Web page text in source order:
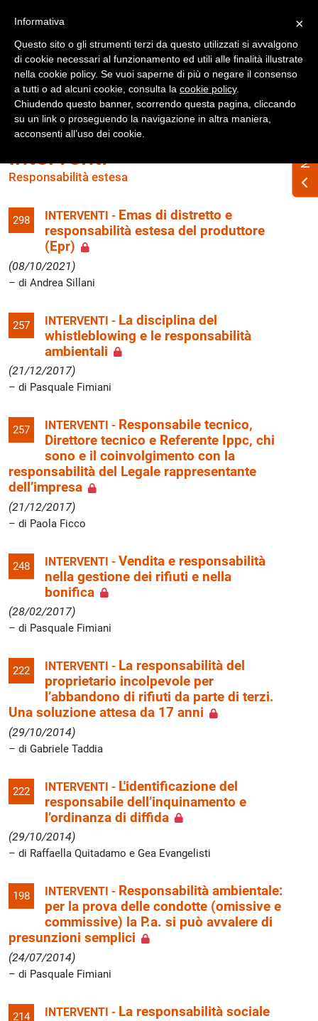
Accedi
Interventi
Responsabilità estesa
298 INTERVENTI - Emas di distretto e
responsabilità estesa del produttore
(Epr)
(08/10/2021)
di Andrea Sillani
257 INTERVENTI - La disciplina del
whistleblowing e le responsabilità
ambientali
(21/12/2017)
di Pasquale Fimiani
257 INTERVENTI - Responsabile tecnico,
Direttore tecnico e Referente Ippc, chi
sono e il coinvolgimento con la
responsabilità del Legale rappresentante
dell’impresa
(21/12/2017)
di Paola Ficco
248 INTERVENTI - Vendita e responsabilità
nella gestione dei rifiuti e nella
bonifica
(28/02/2017)
di Pasquale Fimiani
222 INTERVENTI - La responsabilità del
proprietario incolpevole per
l’abbandono di rifiuti da parte di terzi.
Una soluzione attesa da 17 anni
(29/10/2014)
di Gabriele Taddia
222 INTERVENTI - L'identificazione del
responsabile dell’inquinamento e
l’ordinanza di diffida
(29/10/2014)
di Raffaella Quitadamo e Gea Evangelisti
198 INTERVENTI - Responsabilità ambientale:
per la prova delle condotte (omissive e
commissive) la P.a. si può avvalere di
presunzioni semplici
(24/07/2014)
di Pasquale Fimiani
214 INTERVENTI - La responsabilità sociale
×
Informativa
Questo sito o gli strumenti terzi da questo utilizzati si avvalgono
di cookie necessari al funzionamento ed utili alle finalità illustrate
nella cookie policy. Se vuoi saperne di più o negare il consenso
a tutti o ad alcuni cookie, consulta la cookie policy.
Chiudendo questo banner, scorrendo questa pagina, cliccando
su un link o proseguendo la navigazione in altra maniera,
acconsenti all’uso dei cookie.